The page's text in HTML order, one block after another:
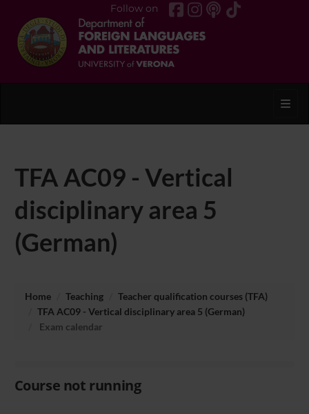
Follow on
TFA AC09 - Vertical
disciplinary area 5
(German)
Home Teaching
Teacher qualification courses (TFA)
TFA AC09 - Vertical disciplinary area 5 (German)
Exam calendar
Course not running